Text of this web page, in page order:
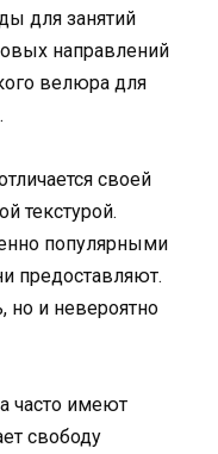
для занятий
направлений
велюра для
своей
текстурой.
популярными
предоставляют.
но и невероятно
часто имеют
свободу